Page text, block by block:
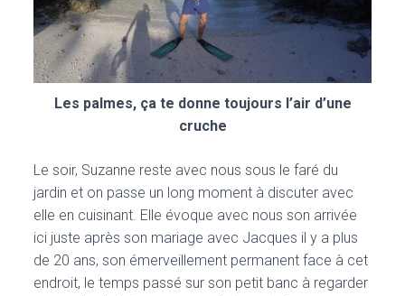
Les palmes, ça te donne toujours l’air d’une
cruche
Le soir, Suzanne reste avec nous sous le faré du
jardin et on passe un long moment à discuter avec
elle en cuisinant. Elle évoque avec nous son arrivée
ici juste après son mariage avec Jacques il y a plus
de 20 ans, son émerveillement permanent face à cet
endroit, le temps passé sur son petit banc à regarder